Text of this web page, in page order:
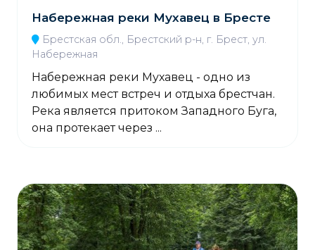
Набережная реки Мухавец в Бресте
Брестская обл., Брестский р-н, г. Брест, ул.
Набережная
Набережная реки Мухавец - одно из
любимых мест встреч и отдыха брестчан.
Река является притоком Западного Буга,
она протекает через ...